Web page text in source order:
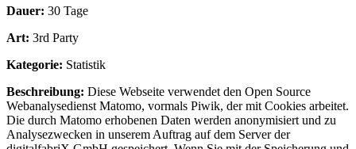
Dauer: 30 Tage
Art: 3rd Party
Kategorie: Statistik
Beschreibung: Diese Webseite verwendet den Open Source
Webanalysedienst Matomo, vormals Piwik, der mit Cookies arbeitet.
Die durch Matomo erhobenen Daten werden anonymisiert und zu
Analysezwecken in unserem Auftrag auf dem Server der